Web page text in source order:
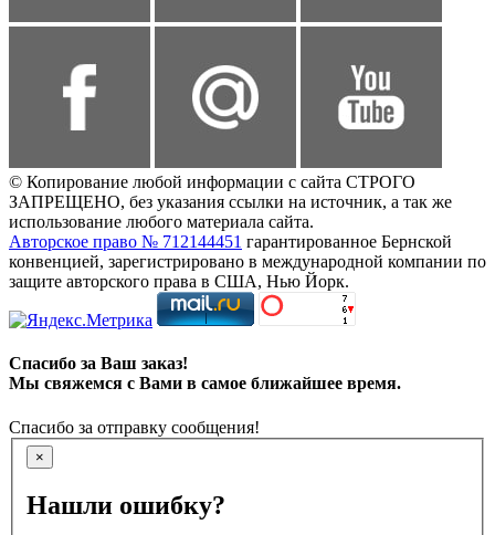
© Копирование любой информации с сайта СТРОГО
ЗАПРЕЩЕНО, без указания ссылки на источник, а так же
использование любого материала сайта.
Авторское право № 712144451 гарантированное Бернской
конвенцией, зарегистрировано в международной компании по
защите авторского права в США, Нью Йорк.
Спасибо за Ваш заказ!
Мы свяжемся с Вами в самое ближайшее время.
Спасибо за отправку сообщения!
×
Нашли ошибку?